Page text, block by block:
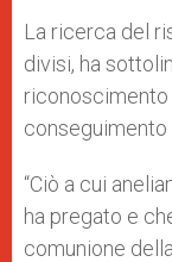
La ricerca del
divisi, ha
conseguimento
“Ciò a cui
ha pregato e
comunione